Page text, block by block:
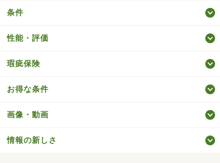
条件
性能・評価
瑕疵保険
お得な条件
画像・動画
情報の新しさ